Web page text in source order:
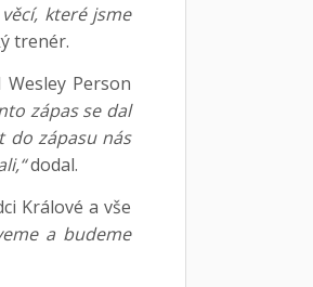
které jsme
trenér.
Person
zápas se dal
do zápasu nás
dodal.
Králové a vše
a budeme